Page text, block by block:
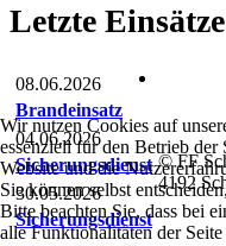
Letzte Einsätze
08.06.2026
Brandeinsatz
04.06.2026
Sicherungsdienst
30.05.2026
Sicherungsdienst
© FF
4192
Wir nutzen Cookies auf
essenziell für den Betrieb der
Website und die
Sie können selbst
Bitte beachten Sie, dass bei
alle Funktionalitäten der